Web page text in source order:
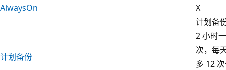
AlwaysOn
X
计划备份
计划备
2 小时一
次，每
多 12